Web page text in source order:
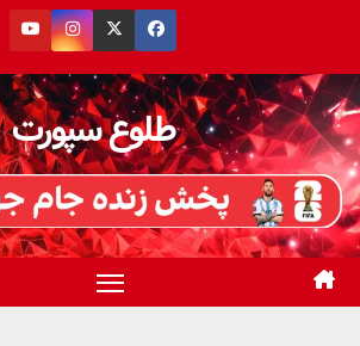
محتوا
طلوع سپورت